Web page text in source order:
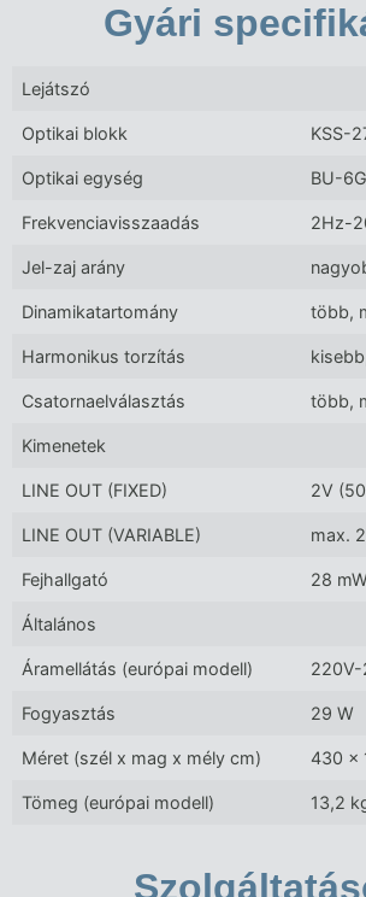
Gyári
Lejátszó
Optikai blokk KSS-
Optikai egység BU-6G
Frekvenciavisszaadás 2Hz-
Jel-zaj arány
Dinamikatartomány több,
Harmonikus torzítás
Csatornaelválasztás több,
Kimenetek
LINE OUT (FIXED) 2V
LINE OUT (VARIABLE) max.
Fejhallgató 28
Általános
Áramellátás (európai modell)
Fogyasztás 29 W
Méret (szél x mag x mély cm) 430 x
Tömeg (európai modell) 13,2